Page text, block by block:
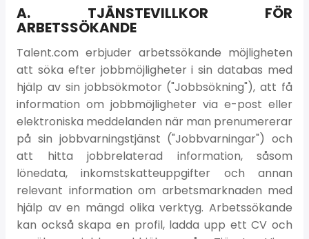
A. TJÄNSTEVILLKOR FÖR
ARBETSSÖKANDE
Talent.com erbjuder arbetssökande möjligheten
att söka efter jobbmöjligheter i sin databas med
hjälp av sin jobbsökmotor ("Jobbsökning"), att få
information om jobbmöjligheter via e-post eller
elektroniska meddelanden när man prenumererar
på sin jobbvarningstjänst ("Jobbvarningar") och
att hitta jobbrelaterad information, såsom
lönedata, inkomstskatteuppgifter och annan
relevant information om arbetsmarknaden med
hjälp av en mängd olika verktyg. Arbetssökande
kan också skapa en profil, ladda upp ett CV och